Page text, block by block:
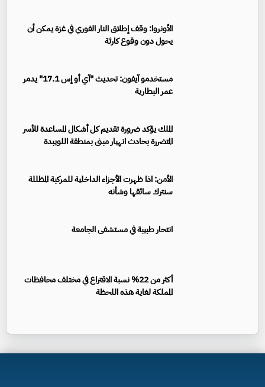
الأونروا: وقف إطلاق النار الفوري في غزة يمكن أن
يحول دون وقوع كارثة
مستخدمو آيفون: تحديث "آي أو إس 17.1" يدمر
عمر البطارية
الملك يؤكد ضرورة تقديم كل أشكال المساعدة للأسر
المتضررة بحادث انهيار مبنى بمنطقة اللويبدة
الأمن: اذا ظهرت الأجزاء الداخلية للمركبة المظللة
سنترك سائقها وشأنه
انتحار طبيبة في مستشفى الجامعة
أكثر من 22% نسبة الاقتراع في مختلف محافظات
المملكة لغاية هذه اللحظة